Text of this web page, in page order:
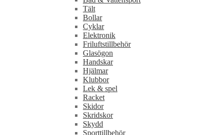
Tält
Bollar
Cyklar
Elektronik
Friluftstillbehör
Glasögon
Handskar
Hjälmar
Klubbor
Lek & spel
Racket
Skidor
Skridskor
Skydd
Sporttillbehör